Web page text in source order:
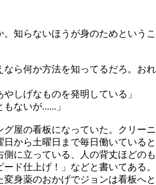
。知らないほうが身のためというこ
なら何か方法を知ってるだろ。おれ
しげなものを発明している」
ないが......」
屋の看板になっていた。クリーニ
から土曜日まで毎日働いていると
側に立っている、人の背丈ほどのも
ド仕上げ！」などと書いてある。
身薬のおかげでジョンは看板へと